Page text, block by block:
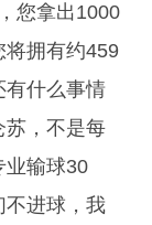
您拿出1000
将拥有约459
有什么事情
苏，不是每
业输球30
不进球，我